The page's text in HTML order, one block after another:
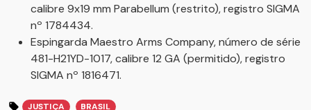
calibre 9x19 mm Parabellum (restrito), registro SIGMA
nº 1784434.
Espingarda Maestro Arms Company, número de série
481-H21YD-1017, calibre 12 GA (permitido), registro
SIGMA nº 1816471.
JUSTIÇA BRASIL